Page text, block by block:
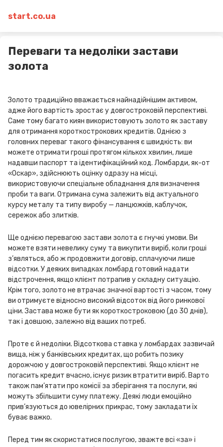
start.co.ua
Переваги та недоліки застави
золота
Золото традиційно вважається найнадійнішим активом,
адже його вартість зростає у довгостроковій перспективі.
Саме тому багато киян використовують золото як заставу
для отримання короткострокових кредитів. Однією з
головних переваг такого фінансування є швидкість: ви
можете отримати гроші протягом кількох хвилин, лише
надавши паспорт та ідентифікаційний код. Ломбарди, як-от
«Оскар», здійснюють оцінку одразу на місці,
використовуючи спеціальне обладнання для визначення
проби та ваги. Отримана сума залежить від актуального
курсу металу та типу виробу — ланцюжків, каблучок,
сережок або злитків.
Ще однією перевагою застави золота є гнучкі умови. Ви
можете взяти невелику суму та викупити виріб, коли гроші
з’являться, або ж продовжити договір, сплачуючи лише
відсотки. У деяких випадках ломбард готовий надати
відстрочення, якщо клієнт потрапив у складну ситуацію.
Крім того, золото не втрачає значної вартості з часом, тому
ви отримуєте відносно високий відсоток від його ринкової
ціни. Застава може бути як короткостроковою (до 30 днів),
так і довшою, залежно від ваших потреб.
Проте є й недоліки. Відсоткова ставка у ломбардах зазвичай
вища, ніж у банківських кредитах, що робить позику
дорожчою у довгостроковій перспективі. Якщо клієнт не
погасить кредит вчасно, існує ризик втратити виріб. Варто
також пам’ятати про комісії за зберігання та послуги, які
можуть збільшити суму платежу. Деякі люди емоційно
прив’язуються до ювелірних прикрас, тому закладати їх
буває важко.
Перед тим як скористатися послугою, зважте всі «за» і